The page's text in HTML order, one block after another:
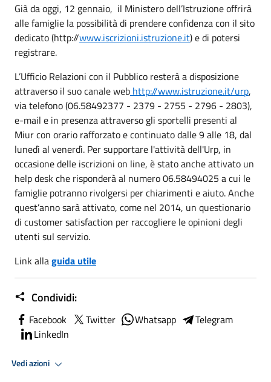
Già da oggi, 12 gennaio, il Ministero dell’Istruzione offrirà
alle famiglie la possibilità di prendere confidenza con il sito
dedicato (http://www.iscrizioni.istruzione.it) e di potersi
registrare.
L’Ufficio Relazioni con il Pubblico resterà a disposizione
attraverso il suo canale web http://www.istruzione.it/urp,
via telefono (06.58492377 - 2379 - 2755 - 2796 - 2803),
e-mail e in presenza attraverso gli sportelli presenti al
Miur con orario rafforzato e continuato dalle 9 alle 18, dal
lunedì al venerdì. Per supportare l'attività dell'Urp, in
occasione delle iscrizioni on line, è stato anche attivato un
help desk che risponderà al numero 06.58494025 a cui le
famiglie potranno rivolgersi per chiarimenti e aiuto. Anche
quest’anno sarà attivato, come nel 2014, un questionario
di customer satisfaction per raccogliere le opinioni degli
utenti sul servizio.
Link allaguida utile
Condividi:
Facebook Twitter Whatsapp
Telegram
LinkedIn
Vedi azioni